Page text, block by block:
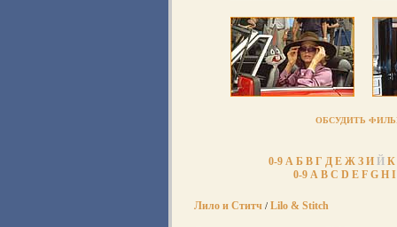
ОБСУДИТЬ
0-9 А Б В Г Д Е Ж З И Й К
0-9 A B C D E F G H I
Лило и Ститч / Lilo & Stitch